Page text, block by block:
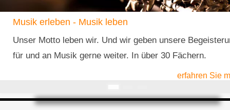
Musik erleben - Musik leben
Unser Motto leben wir. Und wir geben unsere
für und an Musik gerne weiter. In über 30 Fächern.
erfahren Sie